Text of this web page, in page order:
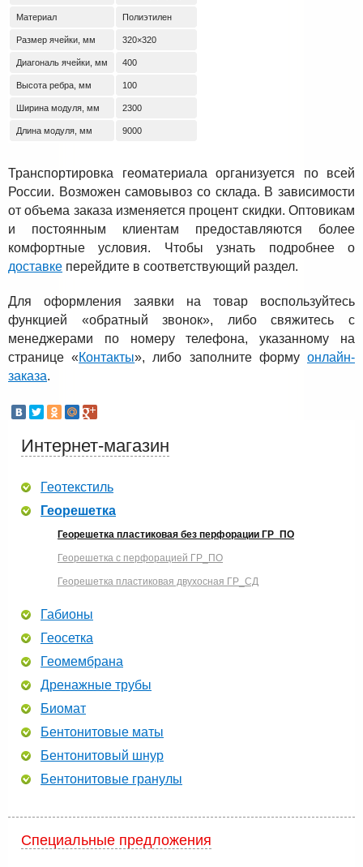
Материал Полиэтилен
Размер ячейки, мм 320×320
Диагональ ячейки, мм 400
Высота ребра, мм 100
Ширина модуля, мм 2300
Длина модуля, мм 9000
Транспортировка геоматериала организуется по всей
России. Возможен самовывоз со склада. В зависимости
от объема заказа изменяется процент скидки. Оптовикам
и постоянным клиентам предоставляются более
комфортные условия. Чтобы узнать подробнее о
доставке перейдите в соответствующий раздел.
Для оформления заявки на товар воспользуйтесь
функцией «обратный звонок», либо свяжитесь с
менеджерами по номеру телефона, указанному на
странице «Контакты», либо заполните формуонлайн-
заказа.
Интернет-магазин
Геотекстиль
Георешетка
Георешетка пластиковая без перфорации ГР_ПО
Георешетка с перфорацией ГР_ПО
Георешетка пластиковая двухосная ГР_СД
Габионы
Геосетка
Геомембрана
Дренажные трубы
Биомат
Бентонитовые маты
Бентонитовый шнур
Бентонитовые гранулы
Специальные предложения